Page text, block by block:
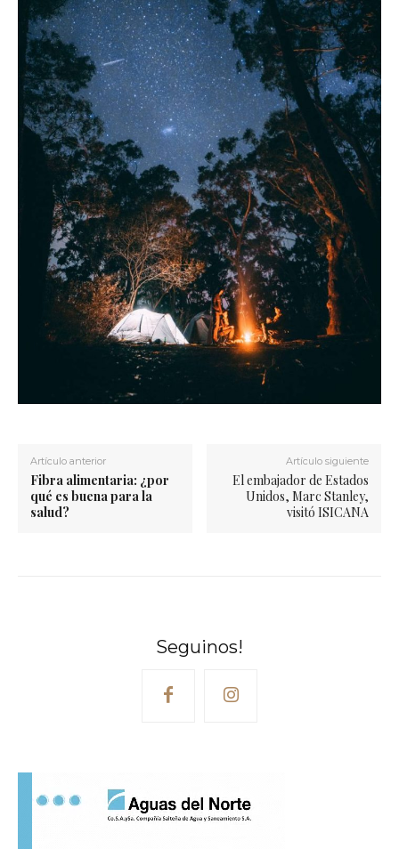
Artículo anterior
Fibra alimentaria: ¿por
qué es buena para la
salud?
Artículo siguiente
El embajador de Estados
Unidos, Marc Stanley,
visitó ISICANA
Seguinos!